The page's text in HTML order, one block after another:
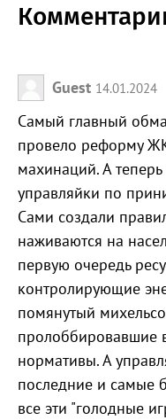
Guest 14.01.2024
Самый главный
провело реформу
махинаций. А
управляйки по
Сами создали
наживаются на
первую очередь
контролирующие
помянутый
пролоббировавшие
нормативы. А
последние и самые
все эти "голодные